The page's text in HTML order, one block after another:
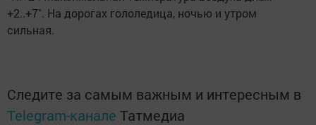
+2..+7˚. На дорогах гололедица, ночью и утром
сильная.
Следите за самым важным и интересным в
Telegram-канале Татмедиа